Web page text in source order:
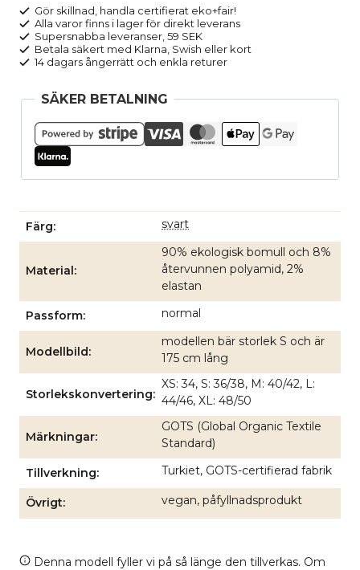
SOLISA
svart
mängd
Gör skillnad, handla certifierat eko+fair!
Alla varor finns i lager för direkt leverans
Supersnabba leveranser, 59 SEK
Betala säkert med Klarna, Swish eller kort
14 dagars ångerrätt och enkla returer
SÄKER BETALNING
Färg svart
Material
90% ekologisk bomull och 8%
återvunnen polyamid, 2%
elastan
Passform normal
Modellbild
modellen bär storlek S och är
175 cm lång
Storlekskonvertering
XS: 34, S: 36/38, M: 40/42, L:
44/46, XL: 48/50
Märkningar
GOTS (Global Organic Textile
Standard)
Tillverkning Turkiet, GOTS-certifierad fabrik
Övrigt vegan, påfyllnadsprodukt
Denna modell fyller vi på så länge den tillverkas. Om